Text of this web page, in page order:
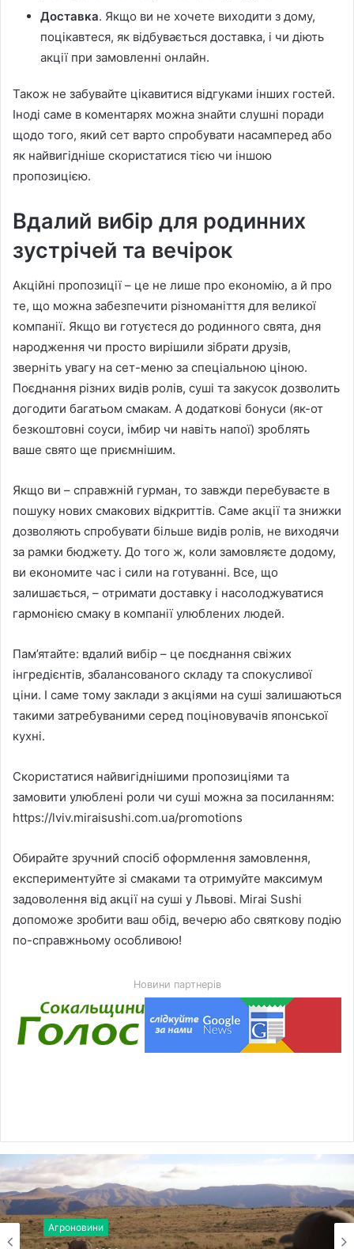
Доставка. Якщо ви не хочете виходити з дому,
поцікавтеся, як відбувається доставка, і чи діють
акції при замовленні онлайн.
Також не забувайте цікавитися відгуками інших гостей.
Іноді саме в коментарях можна знайти слушні поради
щодо того, який сет варто спробувати насамперед або
як найвигідніше скористатися тією чи іншою
пропозицією.
Вдалий вибір для родинних
зустрічей та вечірок
Акційні пропозиції – це не лише про економію, а й про
те, що можна забезпечити різноманіття для великої
компанії. Якщо ви готуєтеся до родинного свята, дня
народження чи просто вирішили зібрати друзів,
зверніть увагу на сет-меню за спеціальною ціною.
Поєднання різних видів ролів, суші та закусок дозволить
догодити багатьом смакам. А додаткові бонуси (як-от
безкоштовні соуси, імбир чи навіть напої) зроблять
ваше свято ще приємнішим.
Якщо ви – справжній гурман, то завжди перебуваєте в
пошуку нових смакових відкриттів. Саме акції та знижки
дозволяють спробувати більше видів ролів, не виходячи
за рамки бюджету. До того ж, коли замовляєте додому,
ви економите час і сили на готуванні. Все, що
залишається, – отримати доставку і насолоджуватися
гармонією смаку в компанії улюблених людей.
Пам’ятайте: вдалий вибір – це поєднання свіжих
інгредієнтів, збалансованого складу та спокусливої
ціни. І саме тому заклади з акціями на суші залишаються
такими затребуваними серед поціновувачів японської
кухні.
Скористатися найвигіднішими пропозиціями та
замовити улюблені роли чи суші можна за посиланням:
https://lviv.miraisushi.com.ua/promotions
Обирайте зручний спосіб оформлення замовлення,
експериментуйте зі смаками та отримуйте максимум
задоволення від акції на суші у Львові. Mirai Sushi
допоможе зробити ваш обід, вечерю або святкову подію
по-справжньому особливою!
Новини партнерів
Право, кримінал